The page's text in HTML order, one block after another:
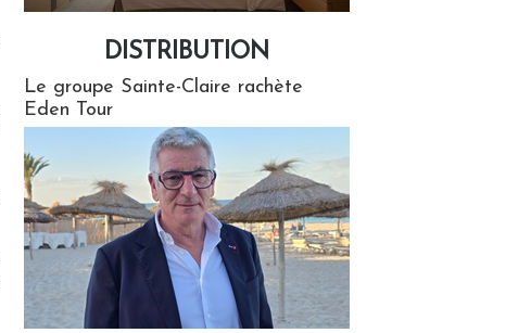
DISTRIBUTION
Le groupe Sainte-Claire rachète
Eden Tour